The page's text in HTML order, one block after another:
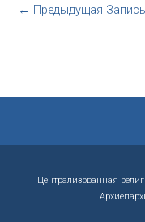
← Предыдущая Запись
Централизованная